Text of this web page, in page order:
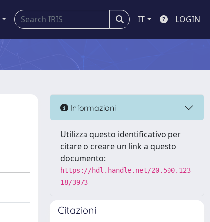
IT LOGIN
Informazioni
Utilizza questo identificativo per
citare o creare un link a questo
documento:
https://hdl.handle.net/20.500.123
18/3973
Citazioni